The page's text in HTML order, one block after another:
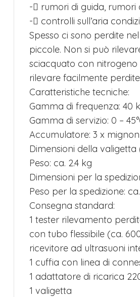
- rumori di guida, rumori
- controlli sull’aria
Spesso ci sono perdite
piccole. Non si può
sciacquato con nitrogeno
rilevare facilmente
Caratteristiche tecniche:
Gamma di frequenza: 40
Gamma di servizio: 0 –
Accumulatore: 3 x mignon
Dimensioni della valigetta
Peso: ca. 2.4 kg
Dimensioni per la
Peso per la spedizione:
Consegna standard:
1 tester rilevamento
con tubo flessibile (ca.
ricevitore ad ultrasuoni
1 cuffia con linea di
1 adattatore di ricarica
1 valigetta